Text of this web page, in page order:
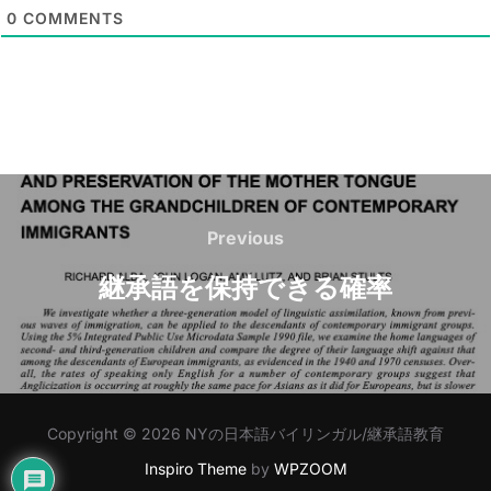
*0 COMMENTS
Post
navigation
Previous
Previous
継承語を保持できる確率
Copyright © 2026 NYの日本語バイリンガル/継承語教育
Inspiro Themeby WPZOOM